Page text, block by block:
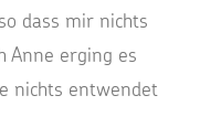
dass mir nichts
Anne erging es
nichts entwendet